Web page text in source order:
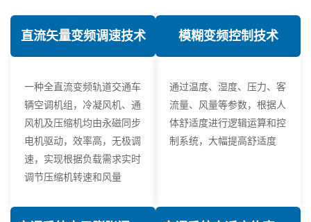
直流矢量变频调速技术
一种全直流变频轨道交通车
辆空调机组，冷凝风机、通
风机及压缩机均由永磁同步
电机驱动，效率高，无极调
速，实现根据负载需求实时
调节压缩机转速和风量
模糊变频控制技术
通过温度、湿度、压力、客
流量、风量等参数，根据人
体舒适度进行逻辑运算和控
制系统，大幅提高舒适度